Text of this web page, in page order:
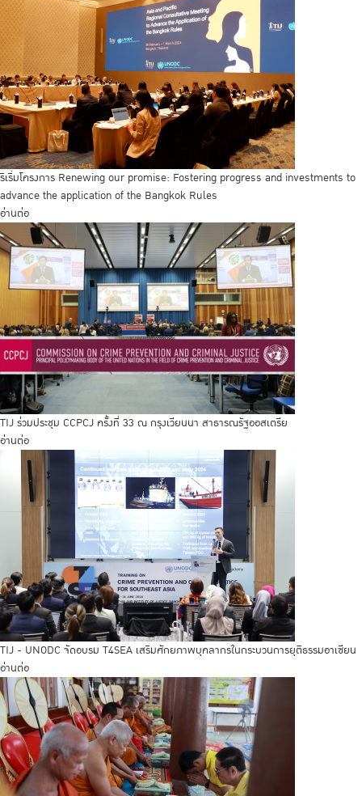
ริเริ่มโครงการ Renewing our promise: Fostering progress and investments to
advance the application of the Bangkok Rules
อ่านต่อ
TIJ ร่วมประชุม CCPCJ ครั้งที่ 33 ณ กรุงเวียนนา สาธารณรัฐออสเตรีย
อ่านต่อ
TIJ - UNODC จัดอบรม T4SEA เสริมศักยภาพบุคลากรในกระบวนการยุติธรรมอาเซียน
อ่านต่อ